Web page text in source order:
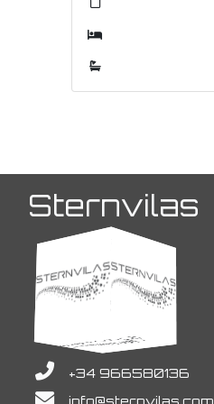
Sternvilas
+34 966580136
info@sternvilas.com